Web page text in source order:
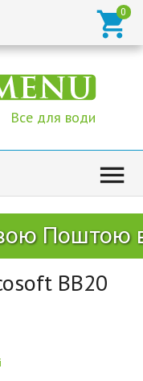

Все для води

Поштою
BB20